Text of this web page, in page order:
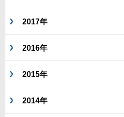
2017年
2016年
2015年
2014年